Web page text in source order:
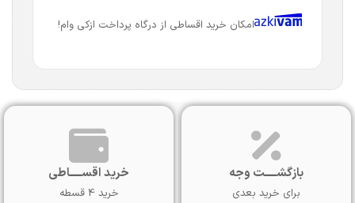
امکان خرید اقساطی از درگاه پرداخت ازکی وام!
بازگشـــــت وجه
برای خرید بعدی
خرید اقســـــاطی
خرید 4 قسطه